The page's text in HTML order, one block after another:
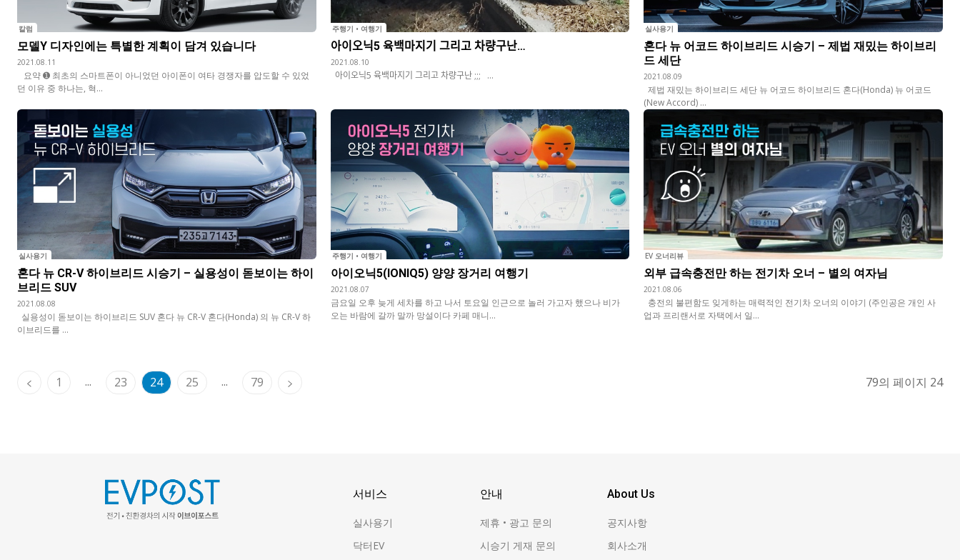
칼럼
모델Y 디자인에는 특별한 계획이 담겨 있습니다
2021.08.11
던 이유 중 하나는, 혁...
주행기 • 여행기
아이오닉5 육백마지기 그리고 차량구난…
2021.08.10
아이오닉5 육백마지기 그리고 차량구난 ;;; ...
실사용기
혼다 뉴 어코드 하이브리드 시승기 – 제법 재밌는 하이브리
드 세단
2021.08.09
제법 재밌는 하이브리드 세단 뉴 어코드 하이브리드 혼다(Honda) 뉴 어코드
(New Accord) ...
실사용기
혼다 뉴 CR-V 하이브리드 시승기 – 실용성이 돋보이는 하이
브리드 SUV
2021.08.08
실용성이 돋보이는 하이브리드 SUV 혼다 뉴 CR-V 혼다(Honda) 의 뉴 CR-V 하
이브리드를 ...
주행기 • 여행기
아이오닉5(IONIQ5) 양양 장거리 여행기
2021.08.07
금요일 오후 늦게 세차를 하고 나서 토요일 인근으로 놀러 가고자 했으나 비가
오는 바람에 갈까 말까 망설이다 카페 매니...
EV 오너리뷰
외부 급속충전만 하는 전기차 오너 – 별의 여자님
2021.08.06
충전의 불편함도 잊게하는 매력적인 전기차 오너의 이야기 (주인공은 개인 사
업과 프리랜서로 자택에서 일...
1 ... 23 24 25 ... 79 79의 페이지 24
서비스
실사용기
닥터EV
안내
제휴 • 광고 문의
시승기 게재 문의
About Us
공지사항
회사소개